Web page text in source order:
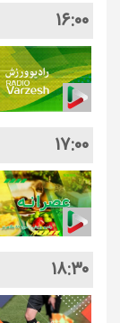
۱۶:۰۰
۱۷:۰۰
۱۸:۳۰